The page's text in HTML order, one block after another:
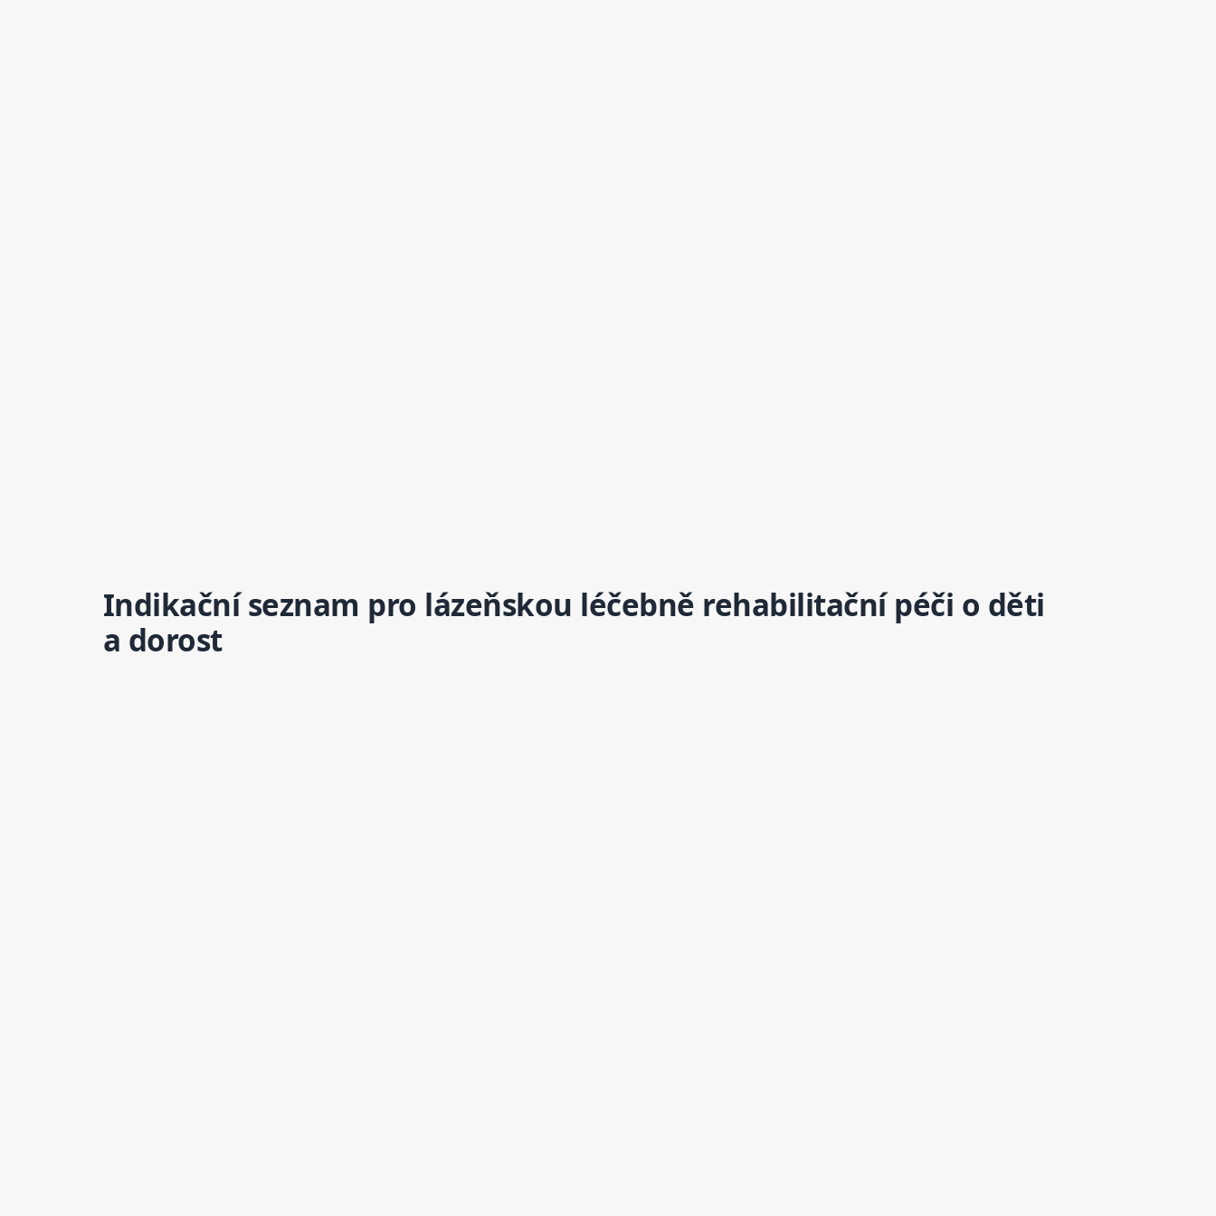
Indikační seznam pro lázeňskou léčebně rehabilitační péči o děti
a dorost